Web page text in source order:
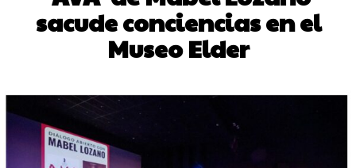
sacude conciencias en el
Museo Elder